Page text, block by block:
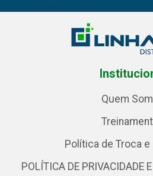
Quem
Política de Troca
POLÍTICA DE PRIVACIDADE